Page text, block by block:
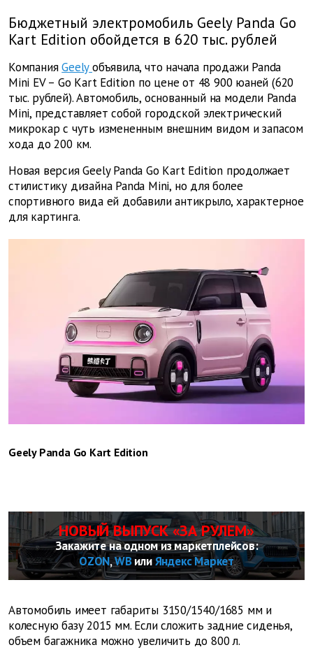
Бюджетный электромобиль Geely Panda Go
Kart Edition обойдется в 620 тыс. рублей
Компания Geely объявила, что начала продажи Panda
Mini EV – Go Kart Edition по цене от 48 900 юаней (620
тыс. рублей). Автомобиль, основанный на модели Panda
Mini, представляет собой городской электрический
микрокар с чуть измененным внешним видом и запасом
хода до 200 км.
Новая версия Geely Panda Go Kart Edition продолжает
стилистику дизайна Panda Mini, но для более
спортивного вида ей добавили антикрыло, характерное
для картинга.
Geely Panda Go Kart Edition
НОВЫЙ ВЫПУСК «ЗА РУЛЕМ»
Закажите на одном из маркетплейсов:
OZON,WBилиЯндекс Маркет
Автомобиль имеет габариты 3150/1540/1685 мм и
колесную базу 2015 мм. Если сложить задние сиденья,
объем багажника можно увеличить до 800 л.